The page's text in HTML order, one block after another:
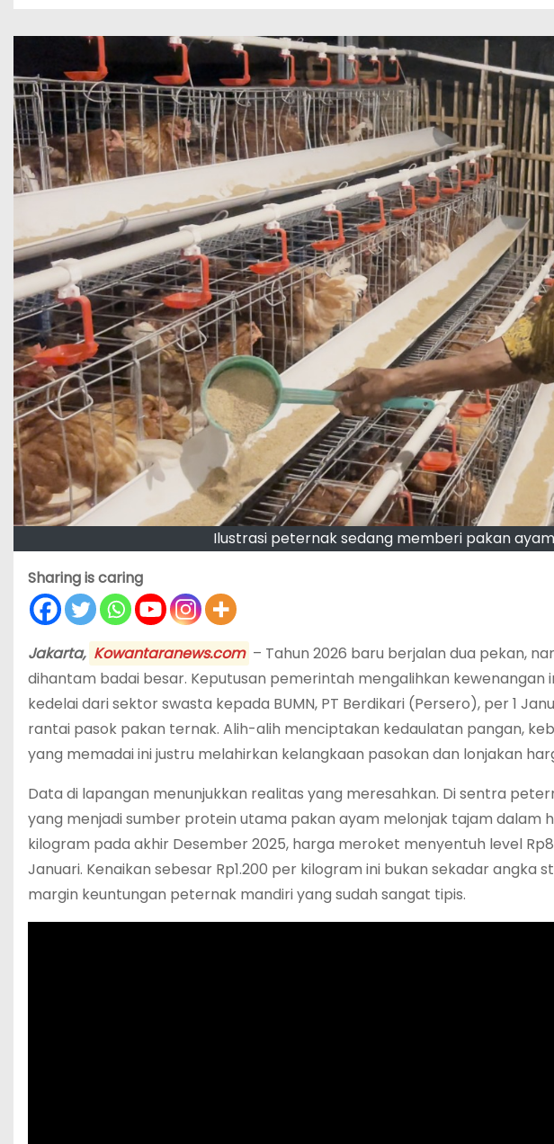
Ilustrasi peternak sedang memberi pakan
Sharing is caring
Jakarta, Kowantaranews.com – Tahun 2026 baru berjalan dua pekan,
dihantam badai besar. Keputusan pemerintah mengalihkan kewenangan
kedelai dari sektor swasta kepada BUMN, PT Berdikari (Persero), per 1
rantai pasok pakan ternak. Alih-alih menciptakan kedaulatan pangan,
yang memadai ini justru melahirkan kelangkaan pasokan dan lonjakan
Data di lapangan menunjukkan realitas yang meresahkan. Di sentra
yang menjadi sumber protein utama pakan ayam melonjak tajam dalam
kilogram pada akhir Desember 2025, harga meroket menyentuh level
Januari. Kenaikan sebesar Rp1.200 per kilogram ini bukan sekadar
margin keuntungan peternak mandiri yang sudah sangat tipis.